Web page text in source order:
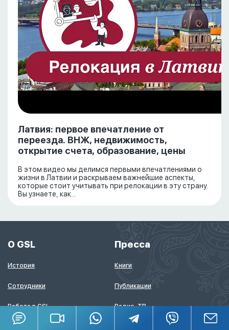
Латвия: первое впечатление от
переезда. ВНЖ, недвижимость,
открытие счета, образование, цены
В этом видео мы делимся первыми впечатлениями о
жизни в Латвии и раскрываем важнейшие аспекты,
которые стоит учитывать при релокации в эту страну.
Вы узнаете, как...
О GSL
История
Сотрудники
Работа в GSL
Карта сайта
Пресса
Книги
Публикации
Радио, ТВ